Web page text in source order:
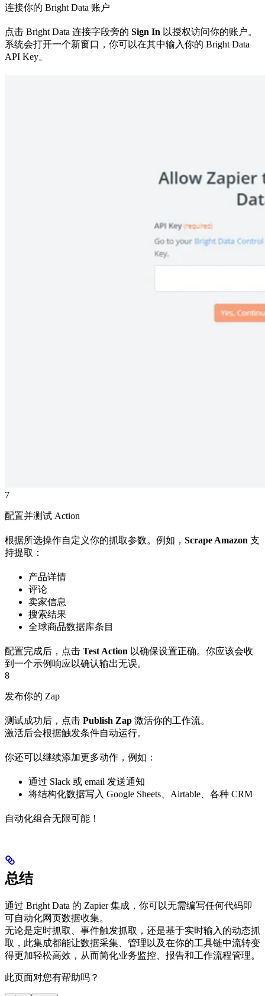
连接你的 Bright Data 账户
点击 Bright Data 连接字段旁的 Sign In 以授权访问你的账户。
系统会打开一个新窗口，你可以在其中输入你的 Bright Data
API Key。
7
配置并测试 Action
根据所选操作自定义你的抓取参数。例如， Scrape Amazon 支
持提取：
产品详情
评论
卖家信息
搜索结果
全球商品数据库条目
配置完成后，点击 Test Action 以确保设置正确。你应该会收
到一个示例响应以确认输出无误。
8
发布你的 Zap
测试成功后，点击 Publish Zap 激活你的工作流。
激活后会根据触发条件自动运行。
你还可以继续添加更多动作，例如：
通过 Slack 或 email 发送通知
将结构化数据写入 Google Sheets、Airtable、各种 CRM
自动化组合无限可能！
总结
通过 Bright Data 的 Zapier 集成，你可以无需编写任何代码即
可自动化网页数据收集。
无论是定时抓取、事件触发抓取，还是基于实时输入的动态抓
取，此集成都能让数据采集、管理以及在你的工具链中流转变
得更加轻松高效，从而简化业务监控、报告和工作流程管理。
此页面对您有帮助吗？